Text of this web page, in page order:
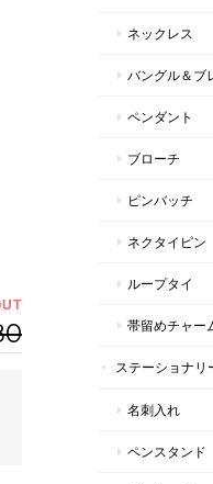
ネックレス
バングル＆ブ
ペンダント
ブローチ
ピンバッチ
ネクタイピン
ループタイ
帯留めチャー
ステーショナリ
名刺入れ
ペンスタンド